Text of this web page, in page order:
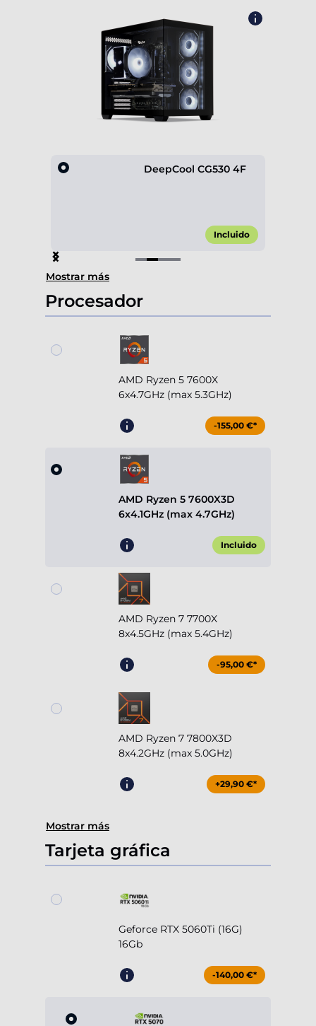
DeepCool CG530 4F
Incluido
Item
2
of
4
Mostrar más
Procesador
AMD Ryzen 5 7600X
6x4.7GHz (max 5.3GHz)
-155,00 €*
AMD Ryzen 5 7600X3D
6x4.1GHz (max 4.7GHz)
Incluido
AMD Ryzen 7 7700X
8x4.5GHz (max 5.4GHz)
-95,00 €*
AMD Ryzen 7 7800X3D
8x4.2GHz (max 5.0GHz)
+29,90 €*
Mostrar más
Tarjeta gráfica
Geforce RTX 5060Ti (16G)
16Gb
-140,00 €*